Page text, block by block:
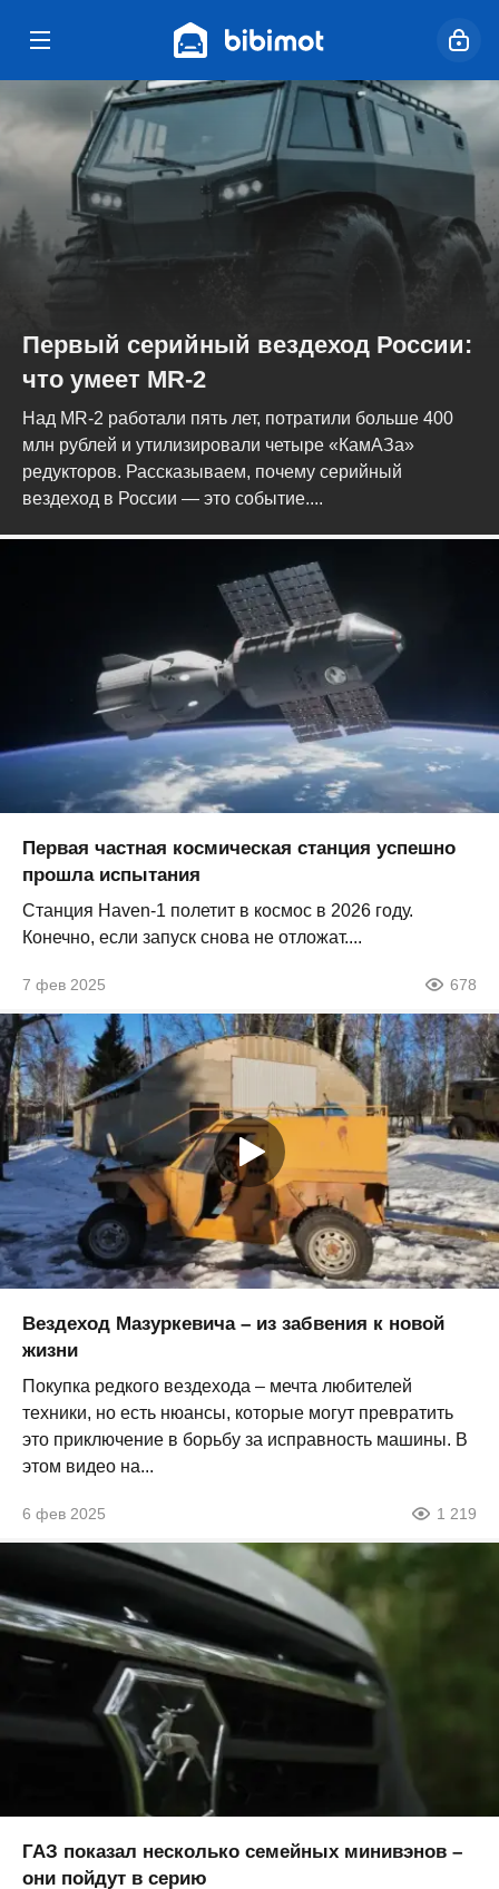
Первый серийный вездеход России:
что умеет MR-2
Над MR-2 работали пять лет, потратили больше 400
млн рублей и утилизировали четыре «КамАЗа»
редукторов. Рассказываем, почему серийный
вездеход в России — это событие....
Первая частная космическая станция успешно
прошла испытания
Станция Haven-1 полетит в космос в 2026 году.
Конечно, если запуск снова не отложат....
7 фев 2025 678
Вездеход Мазуркевича – из забвения к новой
жизни
Покупка редкого вездехода – мечта любителей
техники, но есть нюансы, которые могут превратить
это приключение в борьбу за исправность машины. В
этом видео на...
6 фев 2025 1 219
ГАЗ показал несколько семейных минивэнов –
они пойдут в серию